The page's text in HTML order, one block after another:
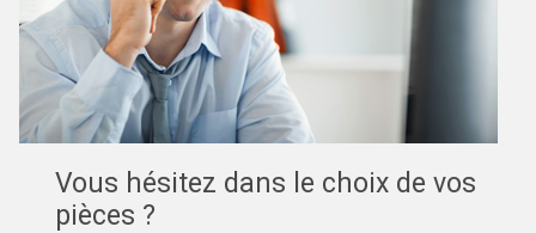
Vous hésitez dans le choix de vos
pièces ?